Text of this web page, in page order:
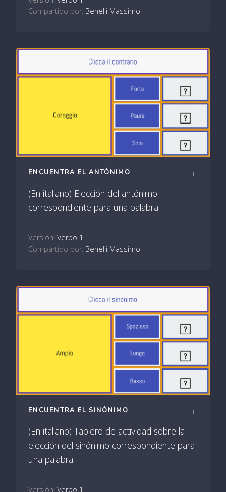
Compartido por: Benelli Massimo
ENCUENTRA EL ANTÓNIMO IT
(En italiano) Elección del antónimo
correspondiente para una palabra.
Versión: Verbo 1
Compartido por: Benelli Massimo
ENCUENTRA EL SINÓNIMO IT
(En italiano) Tablero de actividad sobre la
elección del sinónimo correspondiente para
una palabra.
Versión: Verbo 1